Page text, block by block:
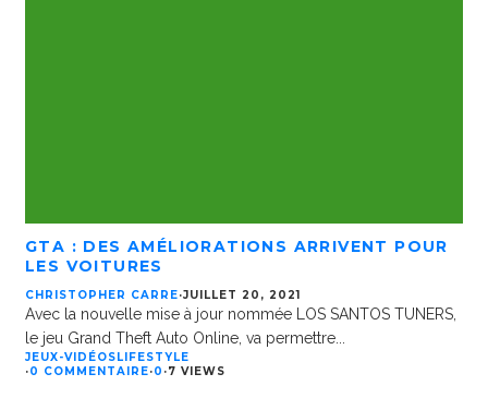
GTA : DES AMÉLIORATIONS ARRIVENT POUR
LES VOITURES
CHRISTOPHER CARRE·JUILLET 20, 2021
Avec la nouvelle mise à jour nommée LOS SANTOS TUNERS,
le jeu Grand Theft Auto Online, va permettre...
JEUX-VIDÉOS LIFESTYLE
·0 COMMENTAIRE·0 ·7 VIEWS